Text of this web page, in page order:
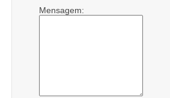
Mensagem: